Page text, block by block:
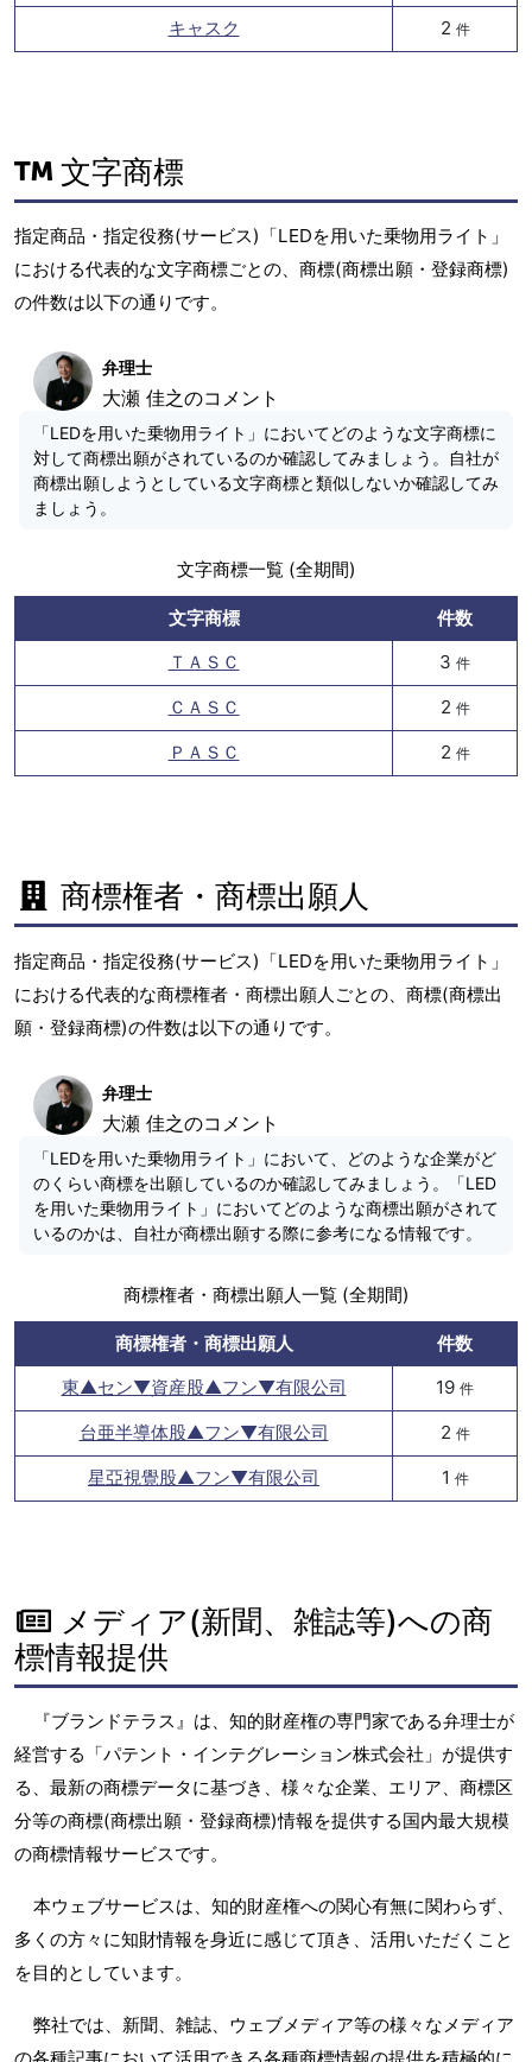
キャスク 2 件
文字商標
指定商品・指定役務(サービス)「LEDを用いた乗物用ライト」
における代表的な文字商標ごとの、商標(商標出願・登録商標)
の件数は以下の通りです。
弁理士
大瀬 佳之のコメント
「LEDを用いた乗物用ライト」においてどのような文字商標に
対して商標出願がされているのか確認してみましょう。自社が
商標出願しようとしている文字商標と類似しないか確認してみ
ましょう。
文字商標一覧 (全期間)
文字商標
件数
ＴＡＳＣ
3 件
ＣＡＳＣ 2 件
ＰＡＳＣ 2 件
商標権者・商標出願人
指定商品・指定役務(サービス)「LEDを用いた乗物用ライト」
における代表的な商標権者・商標出願人ごとの、商標(商標出
願・登録商標)の件数は以下の通りです。
弁理士
大瀬 佳之のコメント
「LEDを用いた乗物用ライト」において、どのような企業がど
のくらい商標を出願しているのか確認してみましょう。「LED
を用いた乗物用ライト」においてどのような商標出願がされて
いるのかは、自社が商標出願する際に参考になる情報です。
商標権者・商標出願人一覧 (全期間)
商標権者・商標出願人
件数
東▲セン▼資産股▲フン▼有限公司
19 件
台亜半導体股▲フン▼有限公司 2 件
星亞視覺股▲フン▼有限公司 1 件
メディア(新聞、雑誌等)への商
標情報提供
『ブランドテラス』は、知的財産権の専門家である弁理士が
経営する「パテント・インテグレーション株式会社」が提供す
る、最新の商標データに基づき、様々な企業、エリア、商標区
分等の商標(商標出願・登録商標)情報を提供する国内最大規模
の商標情報サービスです。
本ウェブサービスは、知的財産権への関心有無に関わらず、
多くの方々に知財情報を身近に感じて頂き、活用いただくこと
を目的としています。
弊社では、新聞、雑誌、ウェブメディア等の様々なメディア